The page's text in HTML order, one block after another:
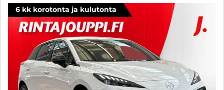
6 kk korotonta ja kulutonta